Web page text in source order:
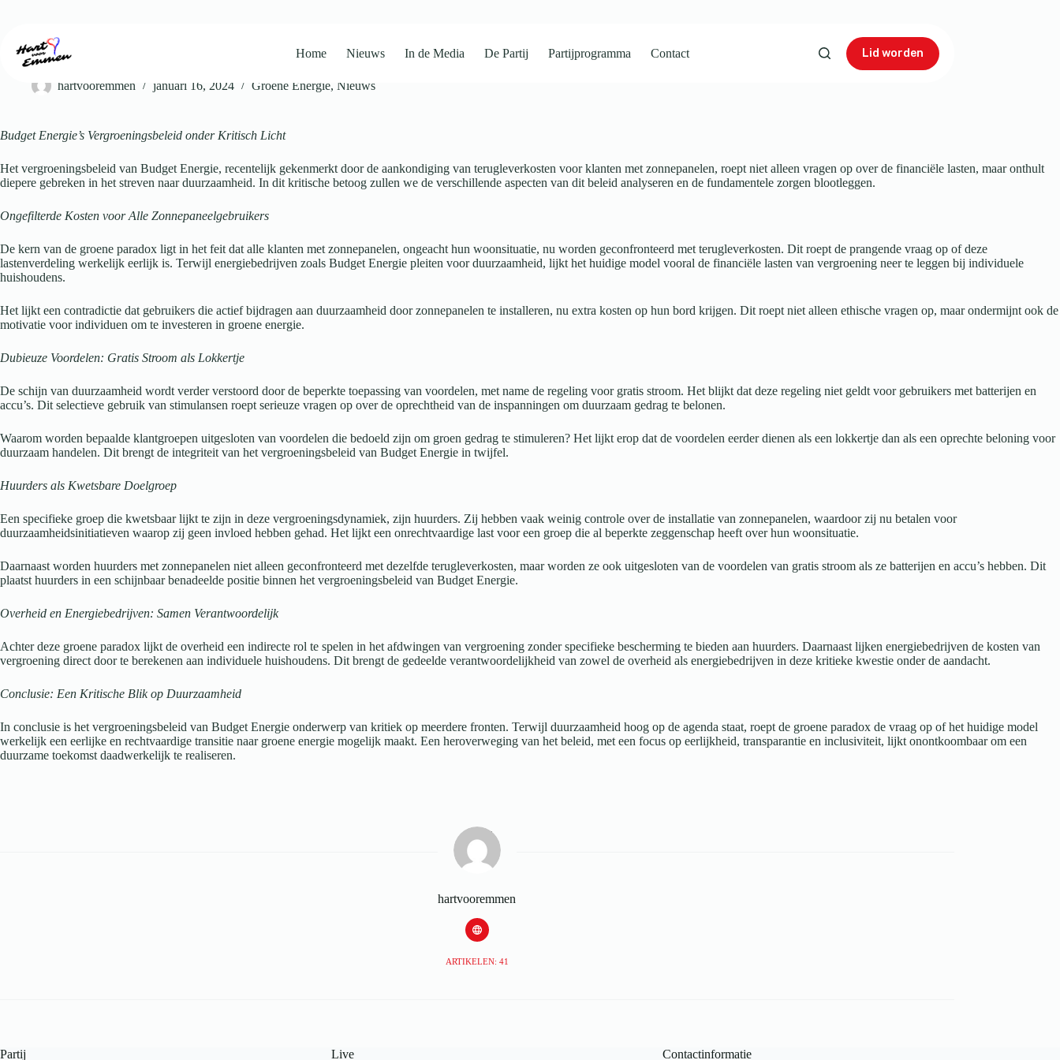
inhoud
Home Nieuws In de Media De Partij Partijprogramma Contact Lid worden
De Groene Paradox
hartvooremmen januari 16, 2024 Groene Energie, Nieuws
Budget Energie’s Vergroeningsbeleid onder Kritisch Licht
Het vergroeningsbeleid van Budget Energie, recentelijk gekenmerkt door de aankondiging van terugleverkosten voor klanten met zonnepanelen, roept niet alleen vragen op over de financiële lasten, maar onthult
diepere gebreken in het streven naar duurzaamheid. In dit kritische betoog zullen we de verschillende aspecten van dit beleid analyseren en de fundamentele zorgen blootleggen.
Ongefilterde Kosten voor Alle Zonnepaneelgebruikers
De kern van de groene paradox ligt in het feit dat alle klanten met zonnepanelen, ongeacht hun woonsituatie, nu worden geconfronteerd met terugleverkosten. Dit roept de prangende vraag op of deze
lastenverdeling werkelijk eerlijk is. Terwijl energiebedrijven zoals Budget Energie pleiten voor duurzaamheid, lijkt het huidige model vooral de financiële lasten van vergroening neer te leggen bij individuele
huishoudens.
Het lijkt een contradictie dat gebruikers die actief bijdragen aan duurzaamheid door zonnepanelen te installeren, nu extra kosten op hun bord krijgen. Dit roept niet alleen ethische vragen op, maar ondermijnt ook de
motivatie voor individuen om te investeren in groene energie.
Dubieuze Voordelen: Gratis Stroom als Lokkertje
De schijn van duurzaamheid wordt verder verstoord door de beperkte toepassing van voordelen, met name de regeling voor gratis stroom. Het blijkt dat deze regeling niet geldt voor gebruikers met batterijen en
accu’s. Dit selectieve gebruik van stimulansen roept serieuze vragen op over de oprechtheid van de inspanningen om duurzaam gedrag te belonen.
Waarom worden bepaalde klantgroepen uitgesloten van voordelen die bedoeld zijn om groen gedrag te stimuleren? Het lijkt erop dat de voordelen eerder dienen als een lokkertje dan als een oprechte beloning voor
duurzaam handelen. Dit brengt de integriteit van het vergroeningsbeleid van Budget Energie in twijfel.
Huurders als Kwetsbare Doelgroep
Een specifieke groep die kwetsbaar lijkt te zijn in deze vergroeningsdynamiek, zijn huurders. Zij hebben vaak weinig controle over de installatie van zonnepanelen, waardoor zij nu betalen voor
duurzaamheidsinitiatieven waarop zij geen invloed hebben gehad. Het lijkt een onrechtvaardige last voor een groep die al beperkte zeggenschap heeft over hun woonsituatie.
Daarnaast worden huurders met zonnepanelen niet alleen geconfronteerd met dezelfde terugleverkosten, maar worden ze ook uitgesloten van de voordelen van gratis stroom als ze batterijen en accu’s hebben. Dit
plaatst huurders in een schijnbaar benadeelde positie binnen het vergroeningsbeleid van Budget Energie.
Overheid en Energiebedrijven: Samen Verantwoordelijk
Achter deze groene paradox lijkt de overheid een indirecte rol te spelen in het afdwingen van vergroening zonder specifieke bescherming te bieden aan huurders. Daarnaast lijken energiebedrijven de kosten van
vergroening direct door te berekenen aan individuele huishoudens. Dit brengt de gedeelde verantwoordelijkheid van zowel de overheid als energiebedrijven in deze kritieke kwestie onder de aandacht.
Conclusie: Een Kritische Blik op Duurzaamheid
In conclusie is het vergroeningsbeleid van Budget Energie onderwerp van kritiek op meerdere fronten. Terwijl duurzaamheid hoog op de agenda staat, roept de groene paradox de vraag op of het huidige model
werkelijk een eerlijke en rechtvaardige transitie naar groene energie mogelijk maakt. Een heroverweging van het beleid, met een focus op eerlijkheid, transparantie en inclusiviteit, lijkt onontkoombaar om een
duurzame toekomst daadwerkelijk te realiseren.
hartvooremmen
ARTIKELEN: 41
Partij Live Contactinformatie